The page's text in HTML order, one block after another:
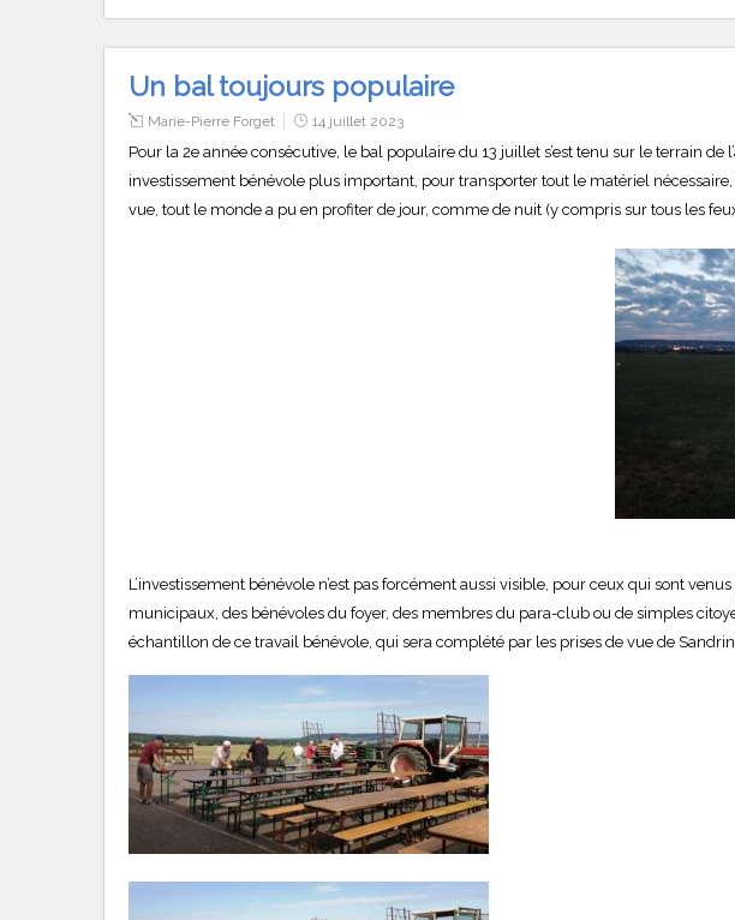
Un bal toujours populaire
Marie-Pierre Forget 14 juillet 2023
Pour la 2e année consécutive, le bal populaire du 13 juillet s’est tenu sur le terrain
investissement bénévole plus important, pour transporter tout le matériel
vue, tout le monde a pu en profiter de jour, comme de nuit (y compris sur tous les
L’investissement bénévole n’est pas forcément aussi visible, pour ceux qui sont
municipaux, des bénévoles du foyer, des membres du para-club ou de simples
échantillon de ce travail bénévole, qui sera complété par les prises de vue de